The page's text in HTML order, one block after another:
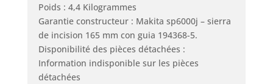
Poids : 4,4 Kilogrammes
Garantie constructeur : Makita sp6000j – sierra
de incision 165 mm con guia 194368-5.
Disponibilité des pièces détachées :
Information indisponible sur les pièces
détachées